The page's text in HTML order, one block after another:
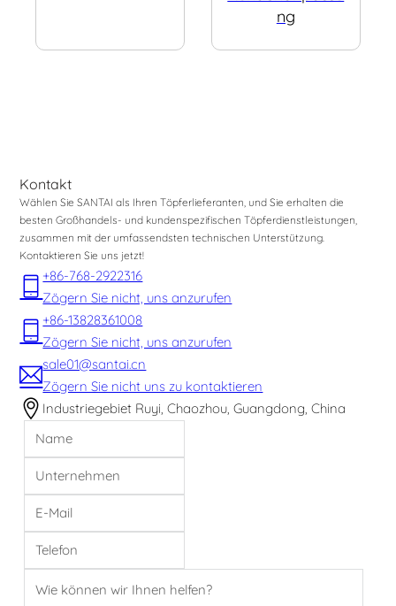
ng
Kontakt
Wählen Sie SANTAI als Ihren Töpferlieferanten, und Sie erhalten die
besten Großhandels- und kundenspezifischen Töpferdienstleistungen,
zusammen mit der umfassendsten technischen Unterstützung.
Kontaktieren Sie uns jetzt!
+86-768-2922316
Zögern Sie nicht, uns anzurufen
+86-13828361008
Zögern Sie nicht, uns anzurufen
sale01@santai.cn
Zögern Sie nicht uns zu kontaktieren
Industriegebiet Ruyi, Chaozhou, Guangdong, China